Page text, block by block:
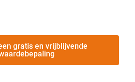
gratis en vrijblijvende